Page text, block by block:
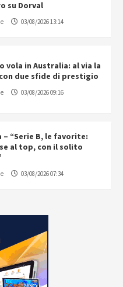
su Dorval
03/08/2026 13:14
vola in Australia: al via la
due sfide di prestigio
03/08/2026 09:16
– “Serie B, le favorite:
al top, con il solito
03/08/2026 07:34